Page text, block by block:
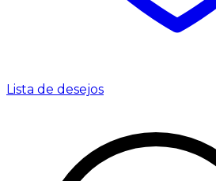
Lista de desejos